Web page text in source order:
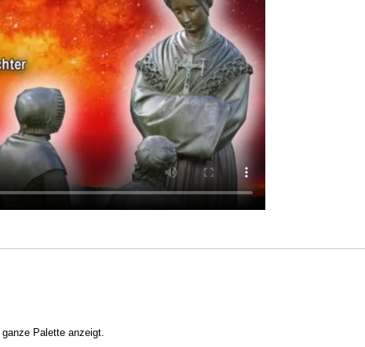
Palette anzeigt.